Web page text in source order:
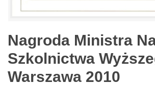
Nagroda Ministra
Szkolnictwa
Warszawa 2010